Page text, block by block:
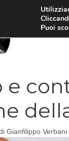
e
Gianfilippo Verbani
Puoi